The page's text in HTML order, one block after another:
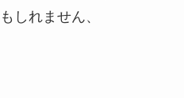
しれません、